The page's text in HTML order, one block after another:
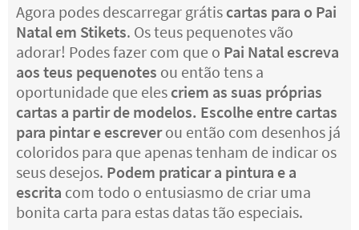
Agora podes descarregar grátis cartas para o Pai
Natal em Stikets. Os teus pequenotes vão
adorar! Podes fazer com que o Pai Natal escreva
aos teus pequenotes ou então tens a
oportunidade que eles criem as suas próprias
cartas a partir de modelos. Escolhe entre cartas
para pintar e escreverou então com desenhos já
coloridos para que apenas tenham de indicar os
seus desejos. Podem praticar a pintura e a
escrita com todo o entusiasmo de criar uma
bonita carta para estas datas tão especiais.